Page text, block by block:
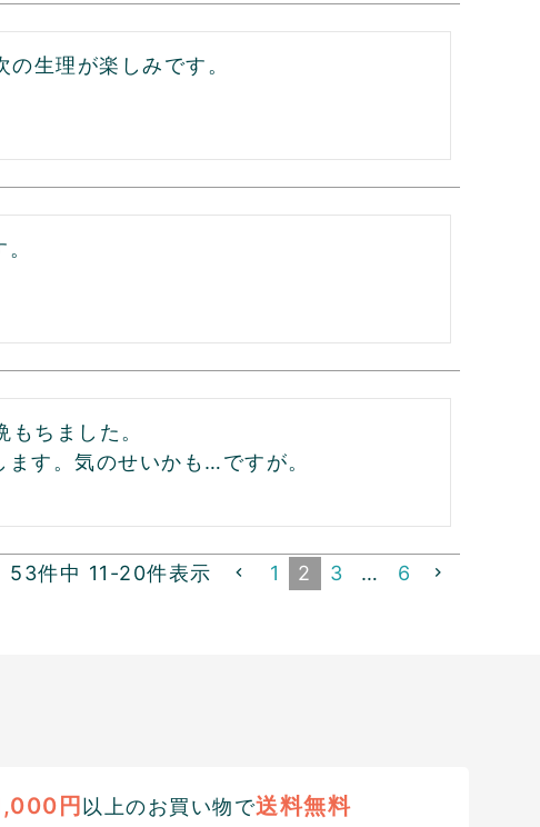
生理が楽しみです。
ちました。
す。気のせいかも…ですが。
53件中 11 -20件表示 1 2 3 … 6
円 以上のお買い物で送料無料